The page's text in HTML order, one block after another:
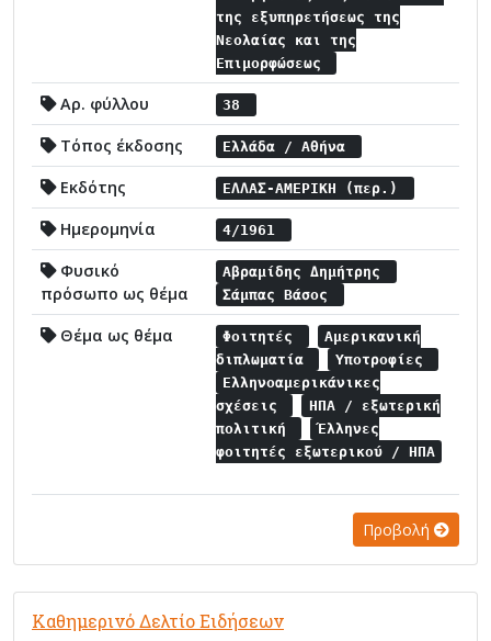
της εξυπηρετήσεως της
Νεολαίας και της
Επιμορφώσεως
Αρ. φύλλου 38
Τόπος έκδοσης Ελλάδα / Αθήνα
Εκδότης ΕΛΛΑΣ-ΑΜΕΡΙΚΗ (περ.)
Ημερομηνία 4/1961
Φυσικό
πρόσωπο ως θέμα
Αβραμίδης Δημήτρης
Σάμπας Βάσος
Θέμα ως θέμα Φοιτητές
Αμερικανική
διπλωματία
Υποτροφίες
Ελληνοαμερικάνικες
σχέσεις
ΗΠΑ / εξωτερική
πολιτική
Έλληνες
φοιτητές εξωτερικού / ΗΠΑ
Προβολή
Καθημερινό Δελτίο Ειδήσεων